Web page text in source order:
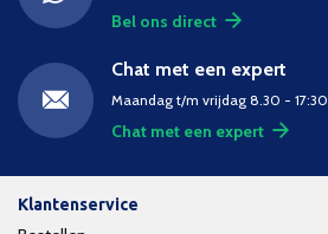
Bel ons direct
Chat met een expert
Maandag t/m vrijdag 8.30 - 17:30
Chat met een expert
Klantenservice